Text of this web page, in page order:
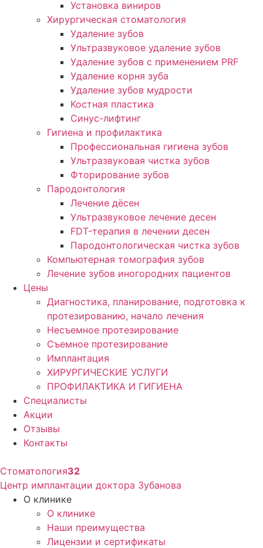
Установка виниров
Хирургическая стоматология
Удаление зубов
Ультразвуковое удаление зубов
Удаление зубов с применением PRF
Удаление корня зуба
Удаление зубов мудрости
Костная пластика
Синус-лифтинг
Гигиена и профилактика
Профессиональная гигиена зубов
Ультразвуковая чистка зубов
Фторирование зубов
Пародонтология
Лечение дёсен
Ультразвуковое лечение десен
FDT-терапия в лечении десен
Пародонтологическая чистка зубов
Компьютерная томография зубов
Лечение зубов иногородних пациентов
Цены
Диагностика, планирование, подготовка к
протезированию, начало лечения
Несъемное протезирование
Съемное протезирование
Имплантация
ХИРУРГИЧЕСКИЕ УСЛУГИ
ПРОФИЛАКТИКА И ГИГИЕНА
Специалисты
Акции
Отзывы
Контакты
Стоматология32
Центр имплантации доктора Зубанова
О клинике
О клинике
Наши преимущества
Лицензии и сертификаты